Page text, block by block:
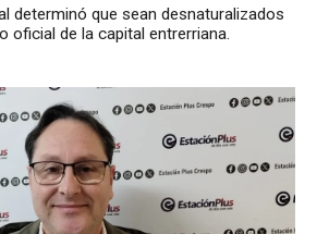
determinó que sean desnaturalizados
oficial de la capital entrerriana.